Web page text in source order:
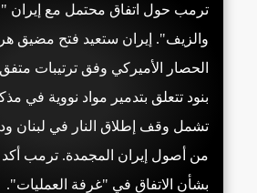
ترمب حول اتفاق محتمل مع إيران
والزيف". إيران ستعيد فتح مضيق
الحصار الأميركي وفق ترتيبات متفق
بنود تتعلق بتدمير مواد نووية في
من أصول إيران المجمدة. ترمب أكد
بشأن الاتفاق في "غرفة العمليات".